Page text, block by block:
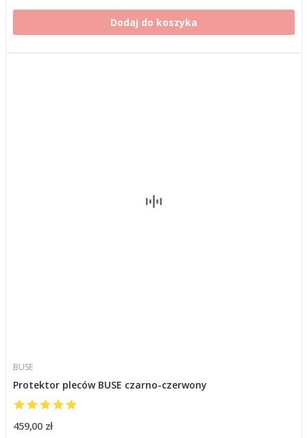
Dodaj do koszyka
BUSE
Protektor pleców BUSE czarno-czerwony
459,00 zł